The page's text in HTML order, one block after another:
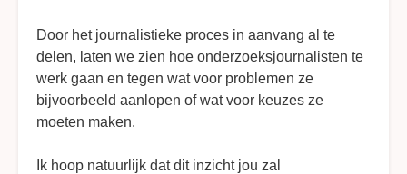
Door het journalistieke proces in aanvang al te
delen, laten we zien hoe onderzoeksjournalisten te
werk gaan en tegen wat voor problemen ze
bijvoorbeeld aanlopen of wat voor keuzes ze
moeten maken.
Ik hoop natuurlijk dat dit inzicht jou zal